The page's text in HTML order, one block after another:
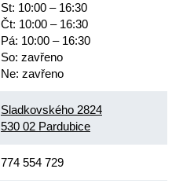
St: 10:00 – 16:30
Čt: 10:00 – 16:30
Pá: 10:00 – 16:30
So: zavřeno
Ne: zavřeno
Sladkovského 2824
530 02 Pardubice
774 554 729